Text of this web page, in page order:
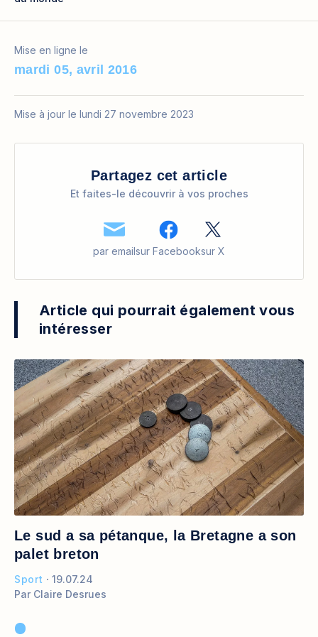
Mise en ligne le
mardi 05, avril 2016
Mise à jour le lundi 27 novembre 2023
Partagez cet article
Et faites-le découvrir à vos proches
par emailsur Facebooksur X
Article qui pourrait également vous
intéresser
Le sud a sa pétanque, la Bretagne a son
palet breton
Sport
19.07.24
Par Claire Desrues